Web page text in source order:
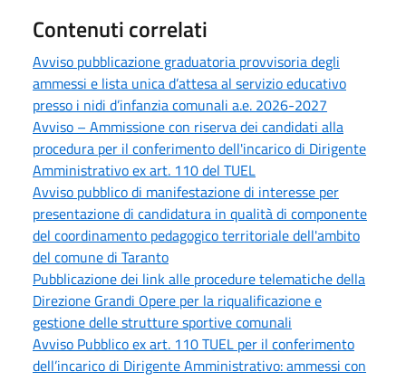
Contenuti correlati
Avviso pubblicazione graduatoria provvisoria degli
ammessi e lista unica d’attesa al servizio educativo
presso i nidi d’infanzia comunali a.e. 2026-2027
Avviso – Ammissione con riserva dei candidati alla
procedura per il conferimento dell'incarico di Dirigente
Amministrativo ex art. 110 del TUEL
Avviso pubblico di manifestazione di interesse per
presentazione di candidatura in qualità di componente
del coordinamento pedagogico territoriale dell'ambito
del comune di Taranto
Pubblicazione dei link alle procedure telematiche della
Direzione Grandi Opere per la riqualificazione e
gestione delle strutture sportive comunali
Avviso Pubblico ex art. 110 TUEL per il conferimento
dell’incarico di Dirigente Amministrativo: ammessi con